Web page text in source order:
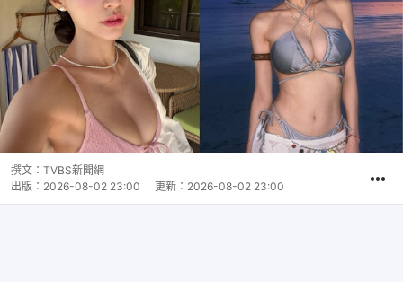
撰文： TVBS新聞網
出版： 2026-08-02 23:00 更新： 2026-08-02 23:00